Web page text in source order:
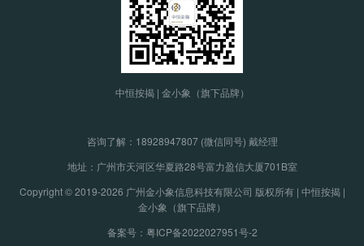
中恒按揭 | 金小象（旗下品牌）
咨询了解： 18928947807 (微信同号) 戴经理
地址：广州市天河区华夏路28号富力盈信大厦701B室
Copyright © 2019-2026 广州金小象信息科技有限公司 版权所有 | 中恒按揭 |
金小象（旗下品牌）
备案号：粤ICP备2022027951号-2